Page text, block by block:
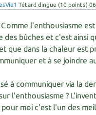
Tétard dingue (10 points)
l'enthousiasme
des bûches et c'est ainsi
que dans la chaleur est
et à se joindre
à communiquer via la
l'enthousiasme ?
moi c'est l'un des